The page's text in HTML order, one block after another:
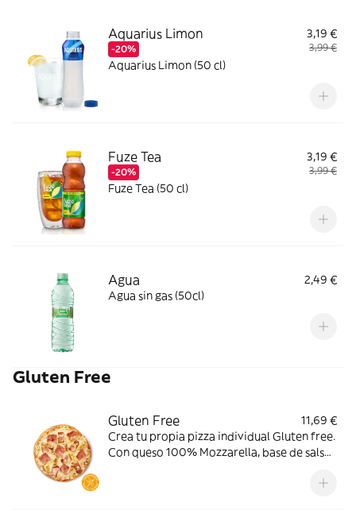
Aquarius Limon
-20%
3,19 €
3,99 €
Aquarius Limon (50 cl)
Fuze Tea
-20%
3,19 €
3,99 €
Fuze Tea (50 cl)
Agua
2,49 €
Agua sin gas (50cl)
Gluten Free
Gluten Free
11,69 €
Crea tu propia pizza individual Gluten free.
Con queso 100% Mozzarella, base de salsa